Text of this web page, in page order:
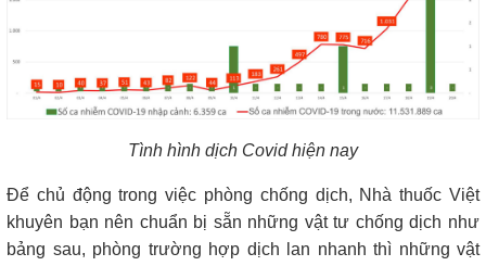
Tình hình dịch Covid hiện nay
Để chủ động trong việc phòng chống dịch, Nhà thuốc Việt
khuyên bạn nên chuẩn bị sẵn những vật tư chống dịch như
bảng sau, phòng trường hợp dịch lan nhanh thì những vật